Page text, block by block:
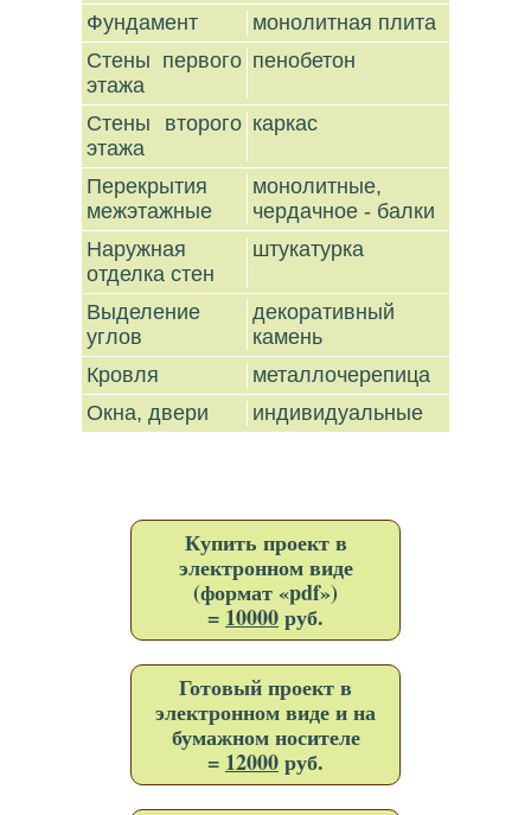
Фундамент
монолитная плита
Стены первого
этажа
пенобетон
Стены второго
этажа
каркас
Перекрытия
межэтажные
монолитные,
чердачное - балки
Наружная
отделка стен
штукатурка
Выделение
углов
декоративный
камень
Кровля
металлочерепица
Окна, двери
индивидуальные
Купить проект в
электронном виде
(формат «pdf»)
= 10000руб.
Готовый проект в
электронном виде и на
бумажном носителе
= 12000руб.